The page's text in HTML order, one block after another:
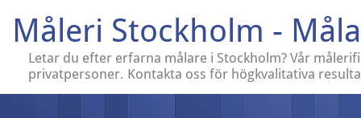
Måleri Stockholm -
Letar du efter erfarna målare i Stockholm? Vår
privatpersoner. Kontakta oss för högkvalitativa